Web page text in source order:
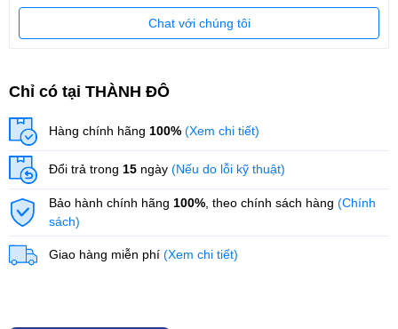
Chat với chúng tôi
Chỉ có tại THÀNH ĐÔ
Hàng chính hãng 100% (Xem chi tiết)
Đổi trả trong 15 ngày (Nếu do lỗi kỹ thuật)
Bảo hành chính hãng 100% , theo chính sách hàng (Chính
sách)
Giao hàng miễn phí (Xem chi tiết)